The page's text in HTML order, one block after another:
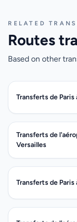
RELATED
Routes
Based on other
Transferts de Paris
Transferts de
Versailles
Transferts de Paris